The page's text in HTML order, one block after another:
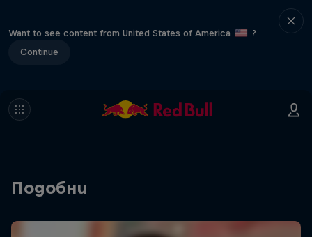
Want to see content from United States of America
?
Continue
Подобни